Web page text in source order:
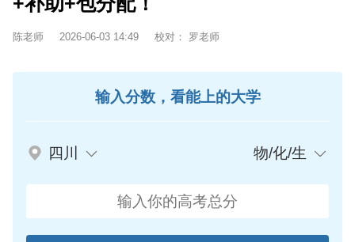
陈老师 2026-06-03 14:49 校对： 罗老师
输入分数，看能上的大学
四川 物/化/生